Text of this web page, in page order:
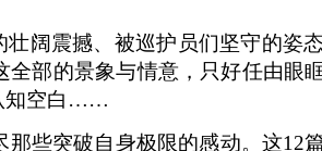
阔震撼、被巡护员们坚守的姿
部的景象与情意，只好任由眼
知空白……
些突破自身极限的感动。这12